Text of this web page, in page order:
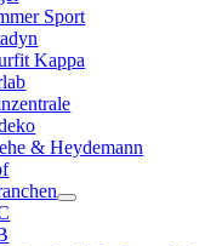
Sport
Kappa
& Heydemann